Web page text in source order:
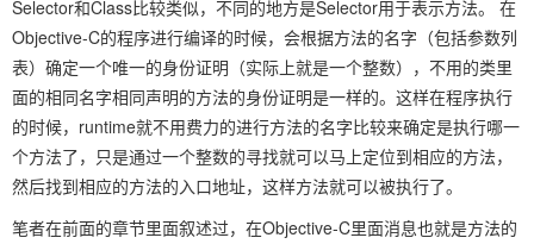
Selector和Class比较类似，不同的地方是Selector用于表示方法。 在
Objective-C的程序进行编译的时候，会根据方法的名字（包括参数列
表）确定一个唯一的身份证明（实际上就是一个整数），不用的类里
面的相同名字相同声明的方法的身份证明是一样的。这样在程序执行
的时候，runtime就不用费力的进行方法的名字比较来确定是执行哪一
个方法了，只是通过一个整数的寻找就可以马上定位到相应的方法，
然后找到相应的方法的入口地址，这样方法就可以被执行了。
笔者在前面的章节里面叙述过，在Objective-C里面消息也就是方法的